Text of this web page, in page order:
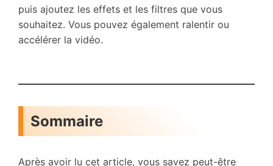
puis ajoutez les effets et les filtres que vous
souhaitez. Vous pouvez également ralentir ou
accélérer la vidéo.
Sommaire
Après avoir lu cet article, vous savez peut-être